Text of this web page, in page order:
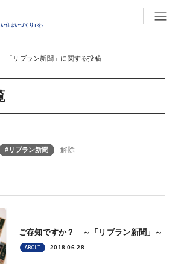
い住まいづくり」を。
「リブラン新聞」に関する投稿
#リブラン新聞 解除
ご存知ですか？ ～「リブラン新聞」～
ABOUT 2018.06.28